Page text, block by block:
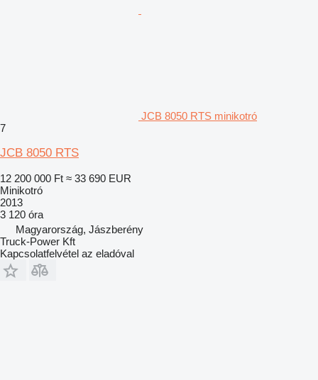
JCB 8050 RTS minikotró
7
JCB 8050 RTS
12 200 000 Ft ≈ 33 690 EUR
Minikotró
2013
3 120 óra
Magyarország, Jászberény
Truck-Power Kft
Kapcsolatfelvétel az eladóval